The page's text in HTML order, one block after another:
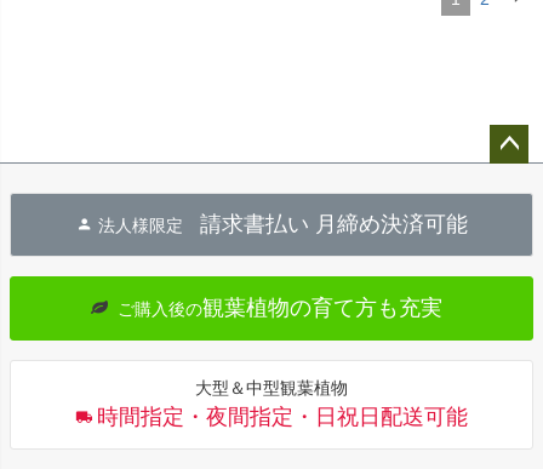
へ
法人様限定 請求書払い 月締め決済可能
ご購入後の観葉植物の育て方も充実
大型＆中型観葉植物
時間指定・夜間指定・日祝日配送可能